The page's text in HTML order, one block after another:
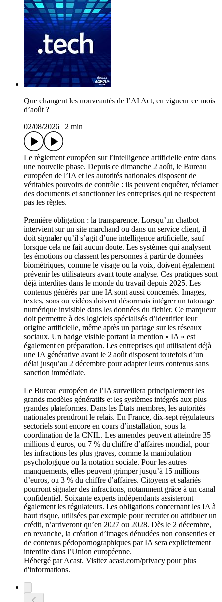
Que changent les nouveautés de l’AI Act, en vigueur ce mois
d’août ?
02/08/2026
2 min
Le règlement européen sur l’intelligence artificielle entre dans
une nouvelle phase. Depuis ce dimanche 2 août, le Bureau
européen de l’IA et les autorités nationales disposent de
véritables pouvoirs de contrôle : ils peuvent enquêter, réclamer
des documents et sanctionner les entreprises qui ne respectent
pas les règles.
Première obligation : la transparence. Lorsqu’un chatbot
intervient sur un site marchand ou dans un service client, il
doit signaler qu’il s’agit d’une intelligence artificielle, sauf
lorsque cela ne fait aucun doute. Les systèmes qui analysent
les émotions ou classent les personnes à partir de données
biométriques, comme le visage ou la voix, doivent également
prévenir les utilisateurs avant toute analyse. Ces pratiques sont
déjà interdites dans le monde du travail depuis 2025. Les
contenus générés par une IA sont aussi concernés. Images,
textes, sons ou vidéos doivent désormais intégrer un tatouage
numérique invisible dans les données du fichier. Ce marqueur
doit permettre à des logiciels spécialisés d’identifier leur
origine artificielle, même après un partage sur les réseaux
sociaux. Un badge visible portant la mention « IA » est
également en préparation. Les entreprises qui utilisaient déjà
une IA générative avant le 2 août disposent toutefois d’un
délai jusqu’au 2 décembre pour adapter leurs contenus sans
sanction immédiate.
Le Bureau européen de l’IA surveillera principalement les
grands modèles génératifs et les systèmes intégrés aux plus
grandes plateformes. Dans les États membres, les autorités
nationales prendront le relais. En France, dix-sept régulateurs
sectoriels sont encore en cours d’installation, sous la
coordination de la CNIL. Les amendes peuvent atteindre 35
millions d’euros, ou 7 % du chiffre d’affaires mondial, pour
les infractions les plus graves, comme la manipulation
psychologique ou la notation sociale. Pour les autres
manquements, elles peuvent grimper jusqu’à 15 millions
d’euros, ou 3 % du chiffre d’affaires. Citoyens et salariés
pourront signaler des infractions, notamment grâce à un canal
confidentiel. Soixante experts indépendants assisteront
également les régulateurs. Les obligations concernant les IA à
haut risque, utilisées par exemple pour recruter ou attribuer un
crédit, n’arriveront qu’en 2027 ou 2028. Dès le 2 décembre,
en revanche, la création d’images dénudées non consenties et
de contenus pédopornographiques par IA sera explicitement
interdite dans l’Union européenne.
Hébergé par Acast. Visitez acast.com/privacy pour plus
d'informations.